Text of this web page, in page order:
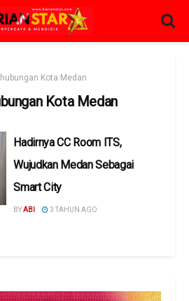
Kota Medan
Kota Medan
Hadirnya CC Room ITS,
Wujudkan Medan Sebagai
Smart City
BYABI 3 TAHUN AGO